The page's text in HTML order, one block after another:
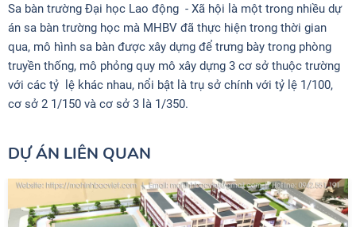
Sa bàn trường Đại học Lao động - Xã hội là một trong nhiều dự
án sa bàn trường học mà MHBV đã thực hiện trong thời gian
qua, mô hình sa bàn được xây dựng để trưng bày trong phòng
truyền thống, mô phỏng quy mô xây dựng 3 cơ sở thuộc trường
với các tỷ lệ khác nhau, nổi bật là trụ sở chính với tỷ lệ 1/100,
cơ sở 2 1/150 và cơ sở 3 là 1/350.
DỰ ÁN LIÊN QUAN